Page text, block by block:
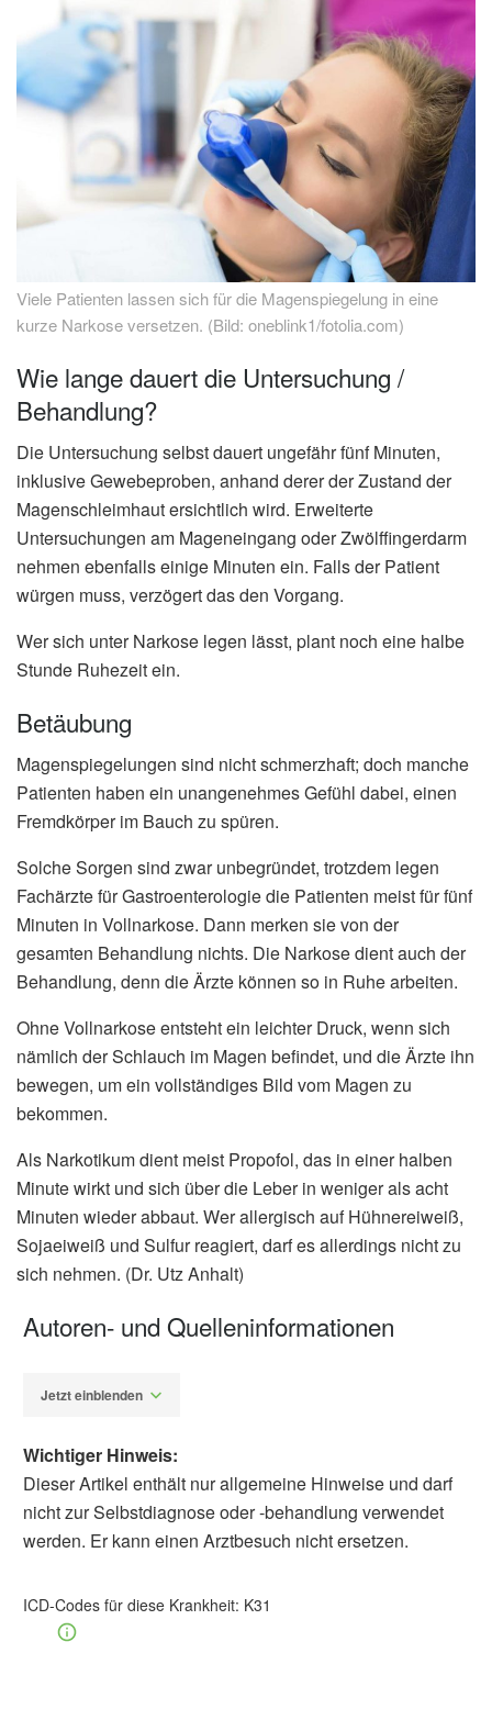
Viele Patienten lassen sich für die Magenspiegelung in eine
kurze Narkose versetzen. (Bild: oneblink1/fotolia.com)
Wie lange dauert die Untersuchung /
Behandlung?
Die Untersuchung selbst dauert ungefähr fünf Minuten,
inklusive Gewebeproben, anhand derer der Zustand der
Magenschleimhaut ersichtlich wird. Erweiterte
Untersuchungen am Mageneingang oder Zwölffingerdarm
nehmen ebenfalls einige Minuten ein. Falls der Patient
würgen muss, verzögert das den Vorgang.
Wer sich unter Narkose legen lässt, plant noch eine halbe
Stunde Ruhezeit ein.
Betäubung
Magenspiegelungen sind nicht schmerzhaft; doch manche
Patienten haben ein unangenehmes Gefühl dabei, einen
Fremdkörper im Bauch zu spüren.
Solche Sorgen sind zwar unbegründet, trotzdem legen
Fachärzte für Gastroenterologie die Patienten meist für fünf
Minuten in Vollnarkose. Dann merken sie von der
gesamten Behandlung nichts. Die Narkose dient auch der
Behandlung, denn die Ärzte können so in Ruhe arbeiten.
Ohne Vollnarkose entsteht ein leichter Druck, wenn sich
nämlich der Schlauch im Magen befindet, und die Ärzte ihn
bewegen, um ein vollständiges Bild vom Magen zu
bekommen.
Als Narkotikum dient meist Propofol, das in einer halben
Minute wirkt und sich über die Leber in weniger als acht
Minuten wieder abbaut. Wer allergisch auf Hühnereiweiß,
Sojaeiweiß und Sulfur reagiert, darf es allerdings nicht zu
sich nehmen. (Dr. Utz Anhalt)
Autoren- und Quelleninformationen
Jetzt einblenden
Wichtiger Hinweis:
Dieser Artikel enthält nur allgemeine Hinweise und darf
nicht zur Selbstdiagnose oder -behandlung verwendet
werden. Er kann einen Arztbesuch nicht ersetzen.
ICD-Codes für diese Krankheit: K31